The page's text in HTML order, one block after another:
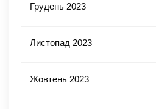
Грудень 2023
Листопад 2023
Жовтень 2023